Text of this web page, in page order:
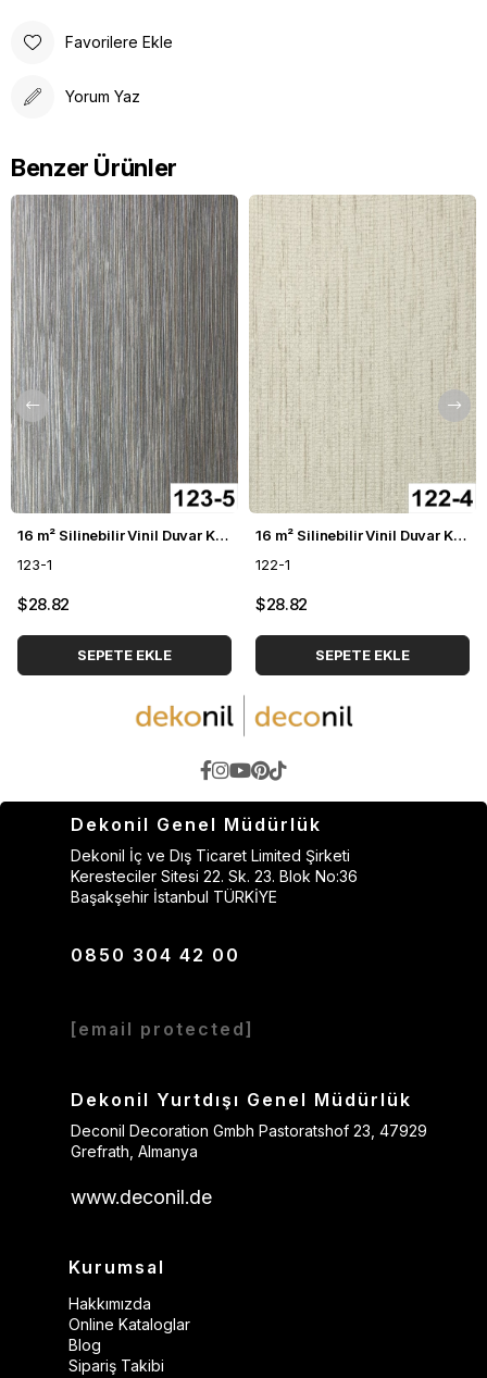
Favorilere Ekle
Yorum Yaz
Benzer Ürünler
16 m² Silinebilir Vinil Duvar Kağıdı DH-123
123-1
$28.82
SEPETE EKLE
16 m² Silinebilir Vinil Duvar Kağıdı DH-122
122-1
$28.82
SEPETE EKLE
Dekonil Genel Müdürlük
Dekonil İç ve Dış Ticaret Limited Şirketi
Keresteciler Sitesi 22. Sk. 23. Blok No:36
Başakşehir İstanbul TÜRKİYE
0850 304 42 00
[email protected]
Dekonil Yurtdışı Genel Müdürlük
Deconil Decoration Gmbh Pastoratshof 23, 47929
Grefrath, Almanya
www.deconil.de
Kurumsal
Hakkımızda
Online Kataloglar
Blog
Sipariş Takibi